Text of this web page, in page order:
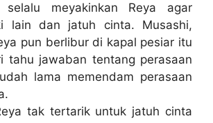
meyakinkan Reya agar
lain dan jatuh cinta. Musashi,
pun berlibur di kapal pesiar itu
tahu jawaban tentang perasaan
lama memendam perasaan
tak tertarik untuk jatuh cinta